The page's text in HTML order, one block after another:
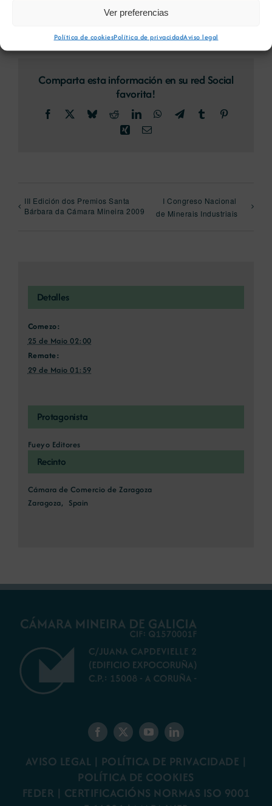
Ver preferencias
Política de cookiesPolítica de privacidadAviso legal
Comparta esta información en su red Social
favorita!
Facebook BlueskyRedditLinkedInWhatsApp
TelegramTumblr
XingEmail
III Edición dos Premios Santa
Bárbara da Cámara Mineira 2009
I Congreso Nacional
de Minerais Industriais
Detalles
Comezo:
25 de Maio 02:00
Remate:
29 de Maio 01:59
Recinto
Cámara de Comercio de Zaragoza
Zaragoza, Spain
Protagonista
Fueyo Editores
AVISO LEGAL | POLÍTICA DE PRIVACIDADE |
POLÍTICA DE COOKIES
FEDER | CERTIFICACIÓNS NORMAS ISO 9001